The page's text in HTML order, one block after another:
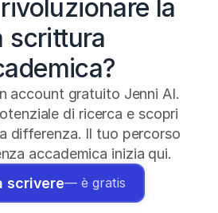
la
scrittura
account gratuito Jenni AI.
di ricerca e scopri
differenza. Il tuo percorso
accademica inizia qui.
scrivere— è gratis